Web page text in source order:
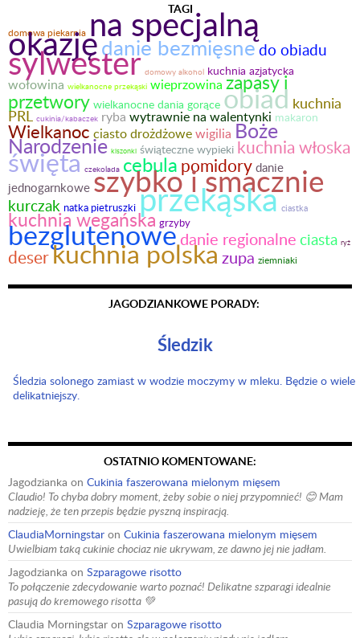
TAGI
domowa piekarnia na specjalną
okazjędanie bezmięsnedo obiadu
sylwester domowy alkohol kuchnia azjatycka
wołowina wielkanocne przekąski wieprzowina zapasy i
przetwory wielkanocne dania gorące obiad kuchnia
PRL cukinia/kabaczek ryba wytrawnie na walentynki makaron
Wielkanoc ciasto drożdżowewigilia Boże
Narodzenie kiszonki świąteczne wypieki kuchnia włoska
święta czekolada cebula pomidory danie
jednogarnkowe szybko i smacznie
kurczak natka pietruszki przekąska ciastka
kuchnia wegańska grzyby
bezglutenowedanie regionalne ciasta ryż
deserkuchnia polskazupa ziemniaki
JAGODZIANKOWE PORADY:
Śledzik
Śledzia solonego zamiast w wodzie moczymy w mleku. Będzie o wiele
delikatniejszy.
OSTATNIO KOMENTOWANE:
Jagodzianka on Cukinia faszerowana mielonym mięsem
Claudio! To chyba dobry moment, żeby sobie o niej przypomnieć! 😊 Mam
nadzieję, że ten przepis będzie pyszną inspiracją.
ClaudiaMorningstar on Cukinia faszerowana mielonym mięsem
Uwielbiam taką cukinie chociaz nie ukrywam, ze dawno jej nie jadłam.
Jagodzianka on Szparagowe risotto
To połączenie zdecydowanie warto poznać! Delikatne szparagi idealnie
pasują do kremowego risotta 💚
Claudia Morningstar on Szparagowe risotto